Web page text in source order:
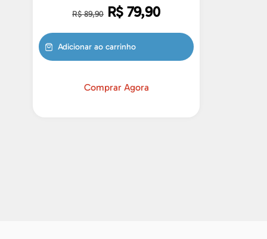
R$89,90 R$ 79,90
Adicionar ao carrinho
Comprar Agora